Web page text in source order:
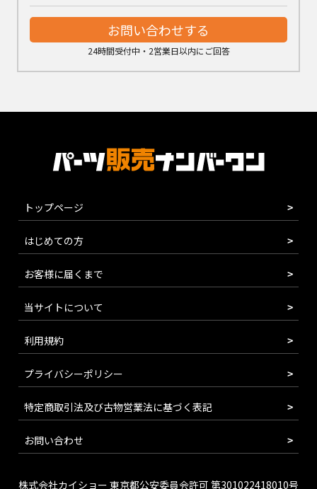
お問い合わせする
24時間受付中・2営業日以内にご回答
トップページ
はじめての方
お客様に届くまで
当サイトについて
利用規約
プライバシーポリシー
特定商取引法及び古物営業法に基づく表記
お問い合わせ
株式会社カイショー 東京都公安委員会許可 第301022418010号